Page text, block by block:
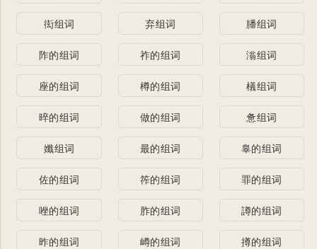
衒组词 弃组词 膰组词
阼的组词 祚的组词 滃组词
座的组词 樽的组词 檥组词
晬的组词 做的组词 惫组词
孅组词 最的组词 辠的组词
佐的组词 筰的组词 罪的组词
唑的组词 胙的组词 譐的组词
昨的组词 嶟的组词 撙的组词